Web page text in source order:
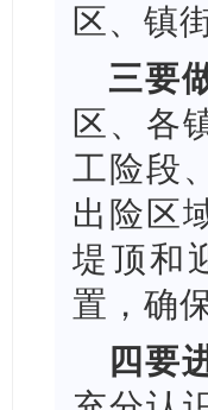
区、镇
三要
区、各
工险段
出险区
堤顶和
置，确
四要